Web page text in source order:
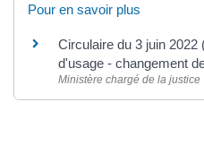
Pour en savoir plus
Circulaire du 3 juin
d'usage - changement
Ministère chargé de la justice